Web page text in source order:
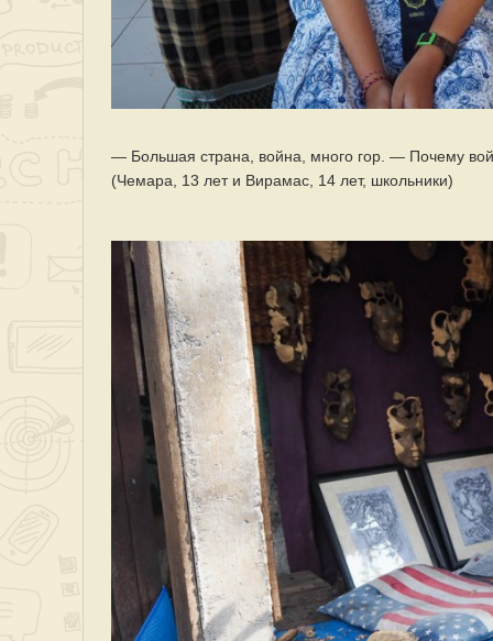
— Большая страна, война, много гор. — Почему
(Чемара, 13 лет и Вирамас, 14 лет, школьники)